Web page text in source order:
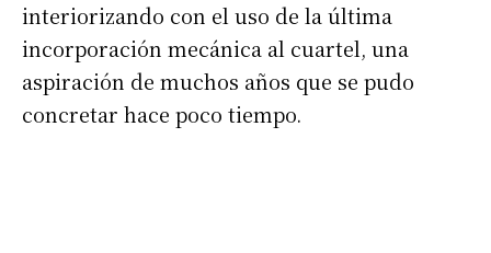
interiorizando con el uso de la última
incorporación mecánica al cuartel, una
aspiración de muchos años que se pudo
concretar hace poco tiempo.